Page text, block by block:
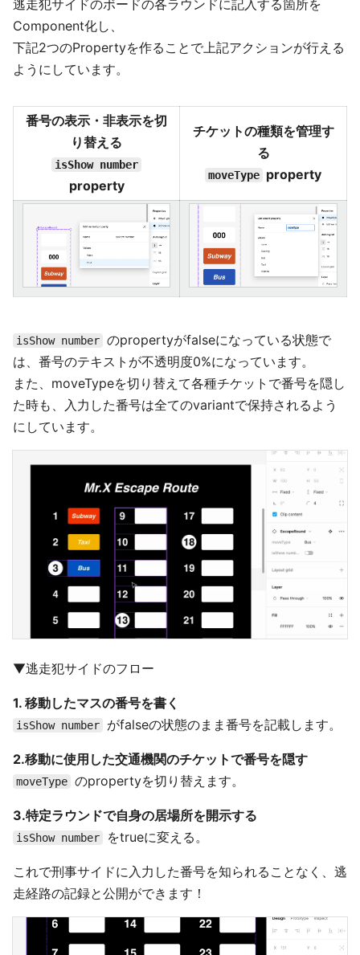
逃走犯サイドのボードの各ラウンドに記入する箇所を
Component化し、
下記2つのPropertyを作ることで上記アクションが行える
ようにしています。
番号の表示・非表示を切
り替える
isShow number
property
チケットの種類を管理す
る
moveType property
isShow number のpropertyがfalseになっている状態で
は、番号のテキストが不透明度0%になっています。
また、moveTypeを切り替えて各種チケットで番号を隠し
た時も、入力した番号は全てのvariantで保持されるよう
にしています。
▼逃走犯サイドのフロー
1. 移動したマスの番号を書く
isShow number がfalseの状態のまま番号を記載します。
2.移動に使用した交通機関のチケットで番号を隠す
moveType のpropertyを切り替えます。
3.特定ラウンドで自身の居場所を開示する
isShow number をtrueに変える。
これで刑事サイドに入力した番号を知られることなく、逃
走経路の記録と公開ができます！